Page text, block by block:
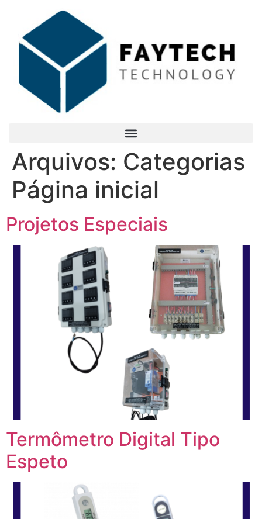
Arquivos: Categorias
Página inicial
Projetos Especiais
Termômetro Digital Tipo
Espeto